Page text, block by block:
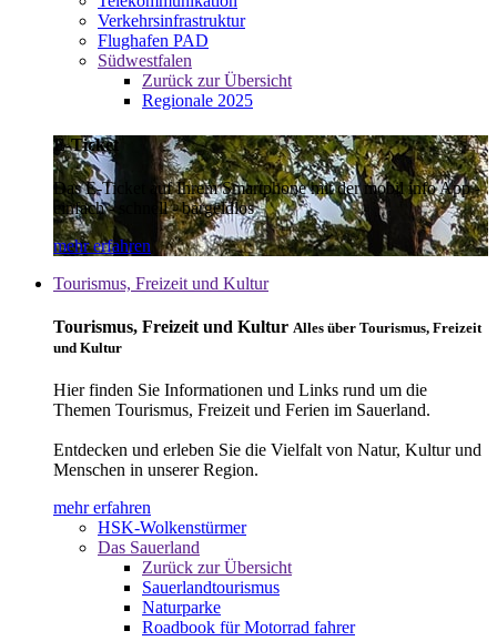
Verkehrsinfrastruktur
Flughafen PAD
Südwestfalen
Zurück zur Übersicht
Regionale 2025
E-Ticket
Das E-Ticket auf Ihrem Smartphone mit der mobil info App -
einfach - schnell - bargeldlos
mehr erfahren
Tourismus, Freizeit und Kultur
Tourismus, Freizeit und Kultur Alles über Tourismus, Freizeit
und Kultur
Hier finden Sie Informationen und Links rund um die
Themen Tourismus, Freizeit und Ferien im Sauerland.
Entdecken und erleben Sie die Vielfalt von Natur, Kultur und
Menschen in unserer Region.
mehr erfahren
HSK-Wolkenstürmer
Das Sauerland
Zurück zur Übersicht
Sauerlandtourismus
Naturparke
Roadbook für Motorrad fahrer